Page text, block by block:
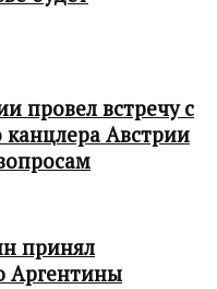
провел встречу с
Австрии
принял
Аргентины